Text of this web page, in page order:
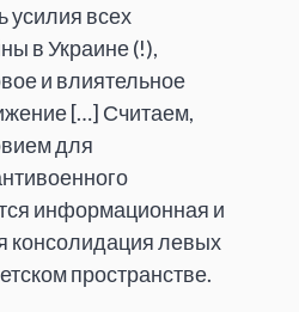
усилия всех
в Украине (!),
и влиятельное
[…] Считаем,
для
информационная и
консолидация левых
пространстве.